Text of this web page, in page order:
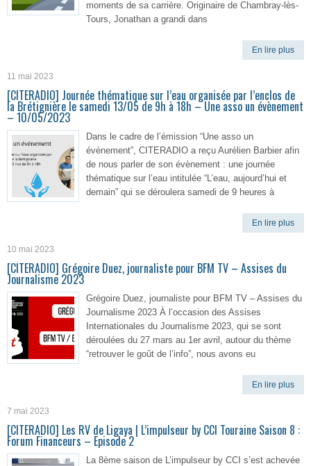
moments de sa carrière. Originaire de Chambray-lès-
Tours, Jonathan a grandi dans
En lire plus
11 mai 2023
[CITERADIO] Journée thématique sur l’eau organisée par l’enclos de
la Brétignière le samedi 13/05 de 9h à 18h – Une asso un évènement
– 10/05/2023
Dans le cadre de l’émission “Une asso un
évènement”, CITERADIO a reçu Aurélien Barbier afin
de nous parler de son évènement : une journée
thématique sur l’eau intitulée “L’eau, aujourd’hui et
demain” qui se déroulera samedi de 9 heures à
En lire plus
10 mai 2023
[CITERADIO] Grégoire Duez, journaliste pour BFM TV – Assises du
Journalisme 2023
Grégoire Duez, journaliste pour BFM TV – Assises du
Journalisme 2023 À l’occasion des Assises
Internationales du Journalisme 2023, qui se sont
déroulées du 27 mars au 1er avril, autour du thème
“retrouver le goût de l’info”, nous avons eu
En lire plus
7 mai 2023
[CITERADIO] Les RV de Ligaya | L’impulseur by CCI Touraine Saison 8 :
Forum Financeurs – Episode 2
La 8ème saison de L’impulseur by CCI s’est achevée